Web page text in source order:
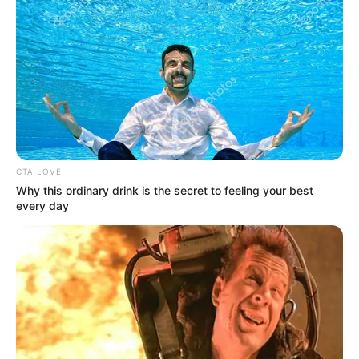
Tenemos todas las noticias que le
interesan. Para estar bien informado, por
favor, active las notificaciones de Alerta.
ACTIVAR AHORA
TEMAS DESTACADOS
SARAMPIÓN AVENIDA AMBALÁ
IBAGUÉ
PARQUE DE DIVERSIONES
ELECCIONES PRESIDENCIALES
FENÓMENO DEL NIÑO
IBAL
CTA LOVE
Why this ordinary drink is the secret to feeling your best
every day